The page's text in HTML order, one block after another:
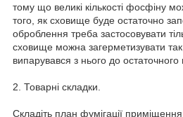
тому що великі кількості фосфіну
того, як сховище буде остаточно
оброблення треба застосовувати
сховище можна загерметизувати
випарувався з нього до
2. Товарні складки.
Складіть план фумігації